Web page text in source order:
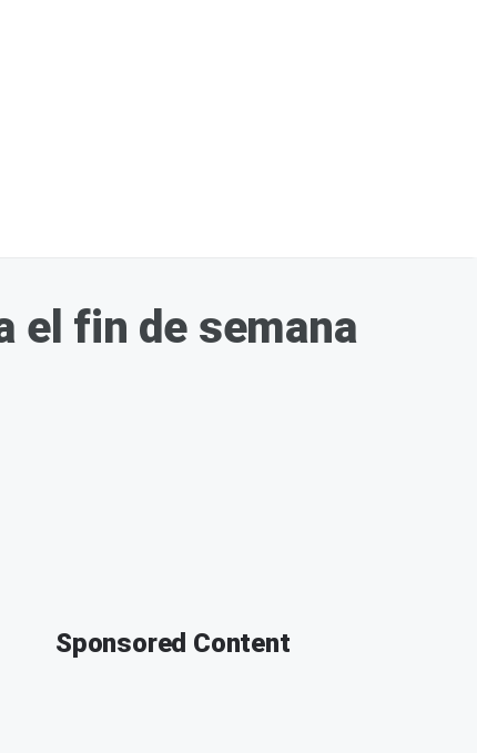
el fin de semana
Sponsored Content